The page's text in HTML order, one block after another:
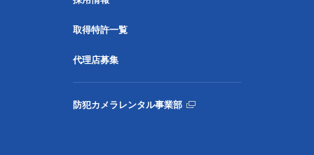
取得特許一覧
代理店募集
防犯カメラレンタル事業部